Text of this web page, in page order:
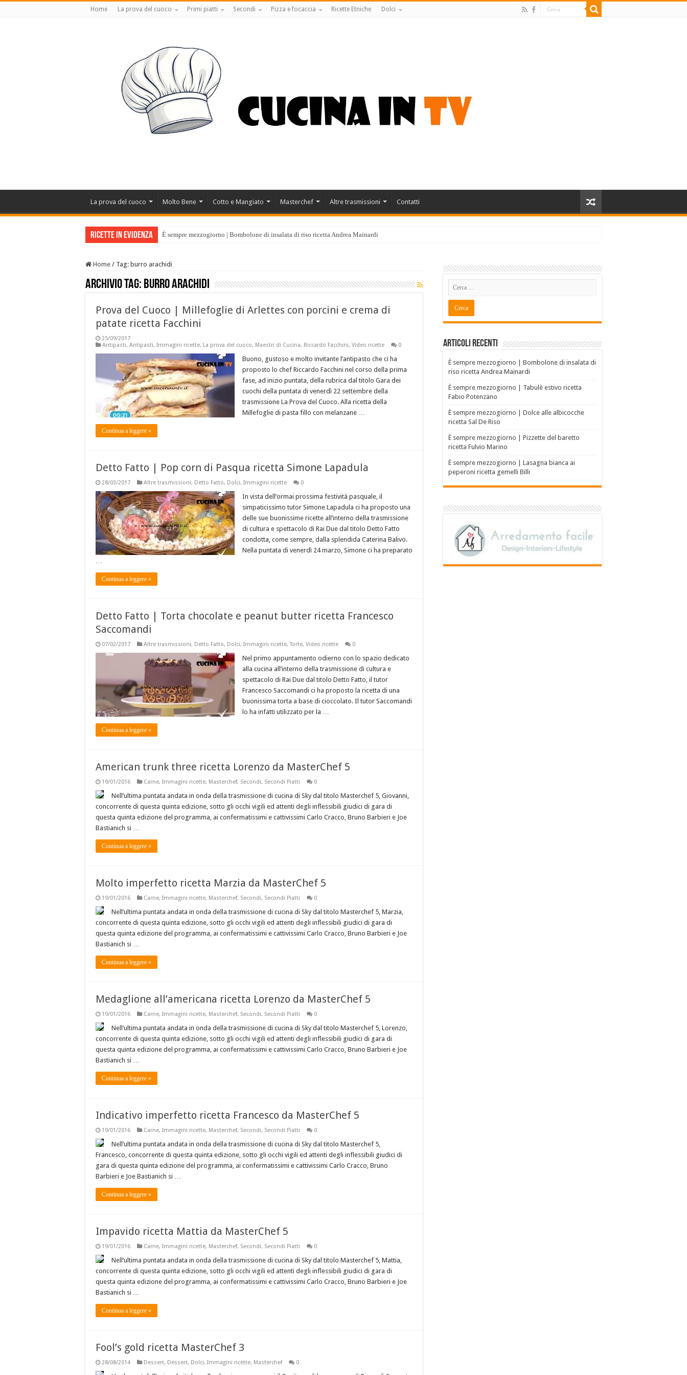
Home La prova del cuoco Primi piatti Secondi Pizza e focaccia Ricette Etniche Dolci
La prova del cuoco Molto Bene Cotto e Mangiato Masterchef Altre trasmissioni Contatti
Ricette in evidenza È sempre mezzogiorno | Bombolone di insalata di riso ricetta Andrea Mainardi
È sempre mezzogiorno | Tabulè estivo ricetta Fabio Potenzano
Home / Tag: burro arachidi
Archivio tag: burro arachidi
Prova del Cuoco | Millefoglie di Arlettes con porcini e crema di
patate ricetta Facchini
25/09/2017
Antipasti, Antipasti, Immagini ricette, La prova del cuoco, Maestri di Cucina, Riccardo Facchini, Video ricette 0
Buono, gustoso e molto invitante l’antipasto che ci ha
proposto lo chef Riccardo Facchini nel corso della prima
fase, ad inizio puntata, della rubrica dal titolo Gara dei
cuochi della puntata di venerdì 22 settembre della
trasmissione La Prova del Cuoco. Alla ricetta della
Millefoglie di pasta fillo con melanzane …
Continua a leggere »
Detto Fatto | Pop corn di Pasqua ricetta Simone Lapadula
28/03/2017 Altre trasmissioni, Detto Fatto, Dolci, Immagini ricette 0
In vista dell’ormai prossima festività pasquale, il
simpaticissimo tutor Simone Lapadula ci ha proposto una
delle sue buonissime ricette all’interno della trasmissione
di cultura e spettacolo di Rai Due dal titolo Detto Fatto
condotta, come sempre, dalla splendida Caterina Balivo.
Nella puntata di venerdì 24 marzo, Simone ci ha preparato
…
Continua a leggere »
Detto Fatto | Torta chocolate e peanut butter ricetta Francesco
Saccomandi
07/02/2017 Altre trasmissioni, Detto Fatto, Dolci, Immagini ricette,Torte, Video ricette 0
Nel primo appuntamento odierno con lo spazio dedicato
alla cucina all’interno della trasmissione di cultura e
spettacolo di Rai Due dal titolo Detto Fatto, il tutor
Francesco Saccomandi ci ha proposto la ricetta di una
buonissima torta a base di cioccolato. Il tutor Saccomandi
lo ha infatti utilizzato per la …
Continua a leggere »
American trunk three ricetta Lorenzo da MasterChef 5
19/01/2016 Carne, Immagini ricette, Masterchef, Secondi, Secondi Piatti 0
Nell’ultima puntata andata in onda della trasmissione di cucina di Sky dal titolo Masterchef 5, Giovanni,
concorrente di questa quinta edizione, sotto gli occhi vigili ed attenti degli inflessibili giudici di gara di
questa quinta edizione del programma, ai confermatissimi e cattivissimi Carlo Cracco, Bruno Barbieri e Joe
Bastianich si …
Continua a leggere »
Molto imperfetto ricetta Marzia da MasterChef 5
19/01/2016 Carne, Immagini ricette, Masterchef, Secondi, Secondi Piatti 0
Nell’ultima puntata andata in onda della trasmissione di cucina di Sky dal titolo Masterchef 5, Marzia,
concorrente di questa quinta edizione, sotto gli occhi vigili ed attenti degli inflessibili giudici di gara di
questa quinta edizione del programma, ai confermatissimi e cattivissimi Carlo Cracco, Bruno Barbieri e Joe
Bastianich si …
Continua a leggere »
Medaglione all’americana ricetta Lorenzo da MasterChef 5
19/01/2016 Carne, Immagini ricette, Masterchef, Secondi, Secondi Piatti 0
Nell’ultima puntata andata in onda della trasmissione di cucina di Sky dal titolo Masterchef 5, Lorenzo,
concorrente di questa quinta edizione, sotto gli occhi vigili ed attenti degli inflessibili giudici di gara di
questa quinta edizione del programma, ai confermatissimi e cattivissimi Carlo Cracco, Bruno Barbieri e Joe
Bastianich si …
Continua a leggere »
Indicativo imperfetto ricetta Francesco da MasterChef 5
19/01/2016 Carne, Immagini ricette, Masterchef, Secondi, Secondi Piatti 0
Nell’ultima puntata andata in onda della trasmissione di cucina di Sky dal titolo Masterchef 5,
Francesco, concorrente di questa quinta edizione, sotto gli occhi vigili ed attenti degli inflessibili giudici di
gara di questa quinta edizione del programma, ai confermatissimi e cattivissimi Carlo Cracco, Bruno
Barbieri e Joe Bastianich si …
Continua a leggere »
Impavido ricetta Mattia da MasterChef 5
19/01/2016 Carne, Immagini ricette, Masterchef, Secondi, Secondi Piatti 0
Nell’ultima puntata andata in onda della trasmissione di cucina di Sky dal titolo Masterchef 5, Mattia,
concorrente di questa quinta edizione, sotto gli occhi vigili ed attenti degli inflessibili giudici di gara di
questa quinta edizione del programma, ai confermatissimi e cattivissimi Carlo Cracco, Bruno Barbieri e Joe
Bastianich si …
Continua a leggere »
Fool’s gold ricetta MasterChef 3
28/08/2014 Dessert, Dessert, Dolci, Immagini ricette, Masterchef 0
Articoli recenti
È sempre mezzogiorno | Bombolone di insalata di
riso ricetta Andrea Mainardi
È sempre mezzogiorno | Tabulè estivo ricetta
Fabio Potenzano
È sempre mezzogiorno | Dolce alle albicocche
ricetta Sal De Riso
È sempre mezzogiorno | Pizzette del baretto
ricetta Fulvio Marino
È sempre mezzogiorno | Lasagna bianca ai
peperoni ricetta gemelli Billi